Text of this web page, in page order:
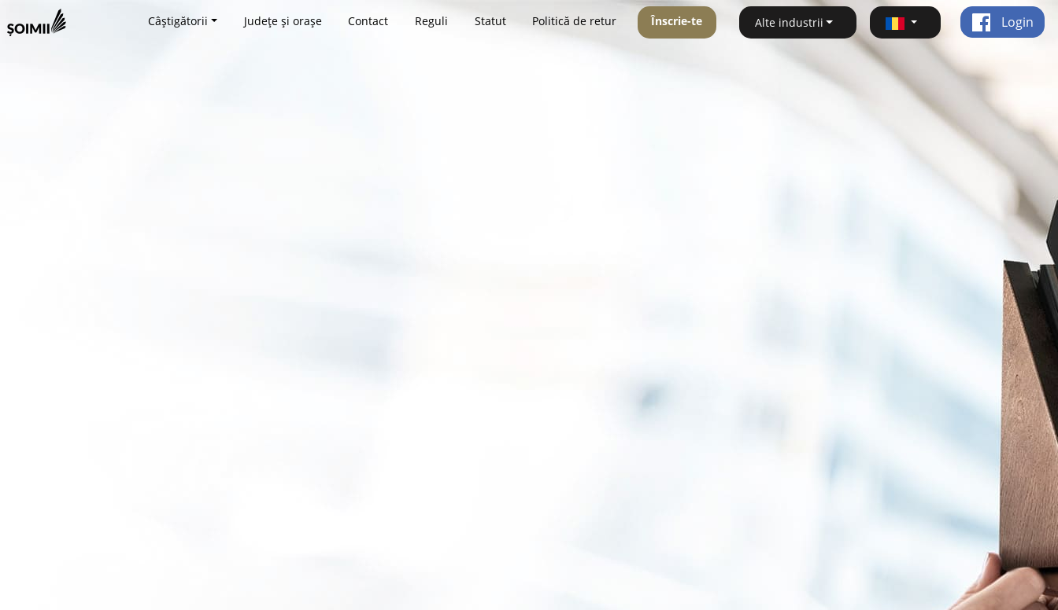
Câștigătorii Județe și orașe Contact Reguli Statut Politică de retur Înscrie-te Alte industrii Login